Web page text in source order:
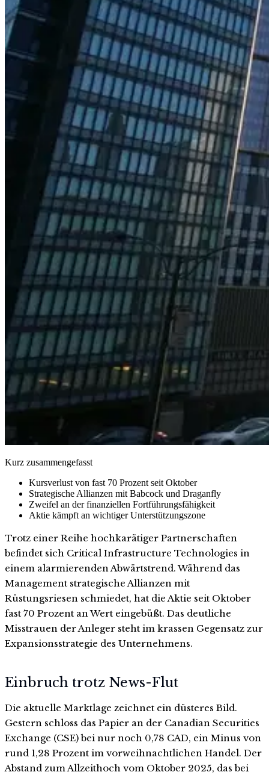
Kurz zusammengefasst
Kursverlust von fast 70 Prozent seit Oktober
Strategische Allianzen mit Babcock und Draganfly
Zweifel an der finanziellen Fortführungsfähigkeit
Aktie kämpft an wichtiger Unterstützungszone
Trotz einer Reihe hochkarätiger Partnerschaften
befindet sich Critical Infrastructure Technologies in
einem alarmierenden Abwärtstrend. Während das
Management strategische Allianzen mit
Rüstungsriesen schmiedet, hat die Aktie seit Oktober
fast 70 Prozent an Wert eingebüßt. Das deutliche
Misstrauen der Anleger steht im krassen Gegensatz zur
Expansionsstrategie des Unternehmens.
Einbruch trotz News-Flut
Die aktuelle Marktlage zeichnet ein düsteres Bild.
Gestern schloss das Papier an der Canadian Securities
Exchange (CSE) bei nur noch 0,78 CAD, ein Minus von
rund 1,28 Prozent im vorweihnachtlichen Handel. Der
Abstand zum Allzeithoch vom Oktober 2025, das bei